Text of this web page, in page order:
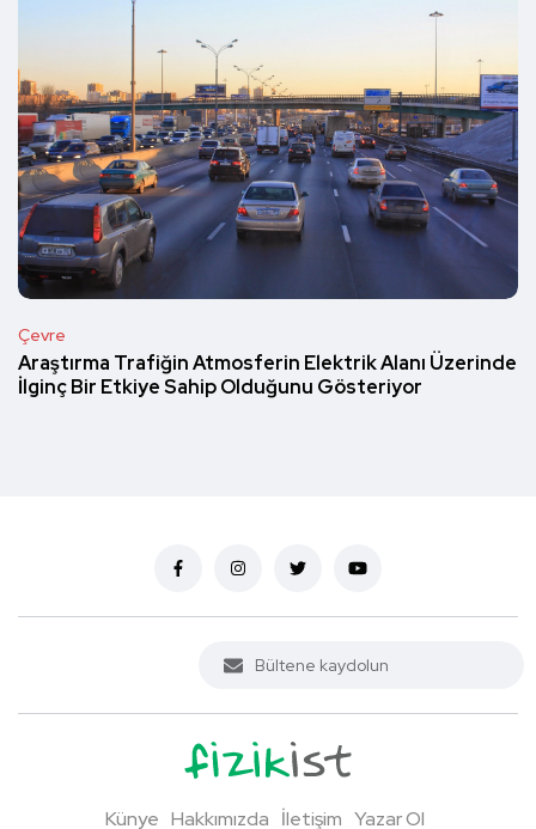
Çevre
Araştırma Trafiğin Atmosferin Elektrik Alanı Üzerinde
İlginç Bir Etkiye Sahip Olduğunu Gösteriyor
Künye Hakkımızda İletişim Yazar Ol